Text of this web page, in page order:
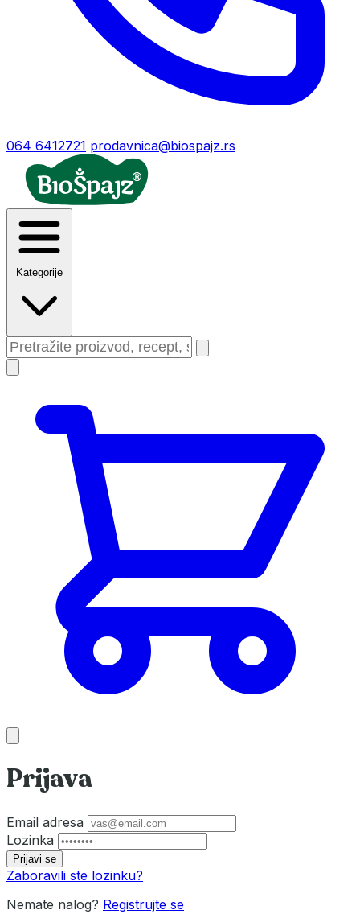
064 6412721 prodavnica@biospajz.rs
Kategorije
Prijava
Email adresa
Lozinka
Prijavi se
Zaboravili ste lozinku?
Nemate nalog? Registrujte se